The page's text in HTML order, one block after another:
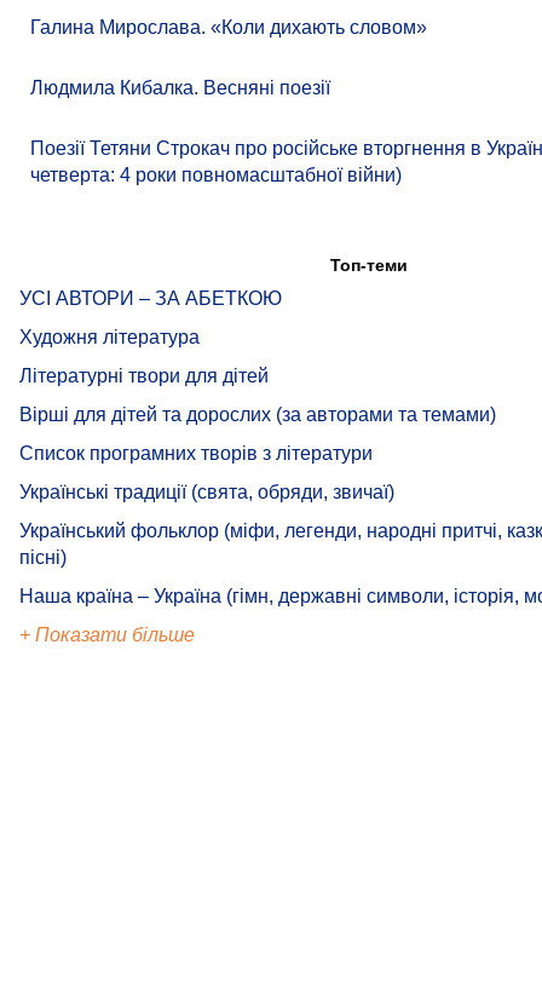
Галина Мирослава. «Коли дихають словом»
Людмила Кибалка. Весняні поезії
Поезії Тетяни Строкач про російське вторгнення в
четверта: 4 роки повномасштабної війни)
Топ-теми
УСІ АВТОРИ – ЗА АБЕТКОЮ
Художня література
Літературні твори для дітей
Вірші для дітей та дорослих (за авторами та темами)
Список програмних творів з літератури
Українські традиції (свята, обряди, звичаї)
Український фольклор (міфи, легенди, народні притчі,
пісні)
Наша країна – Україна (гімн, державні символи, історія,
+ Показати більше